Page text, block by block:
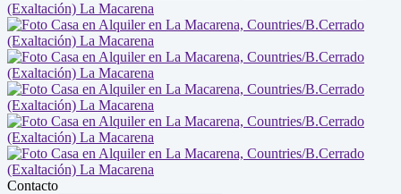
Contacto